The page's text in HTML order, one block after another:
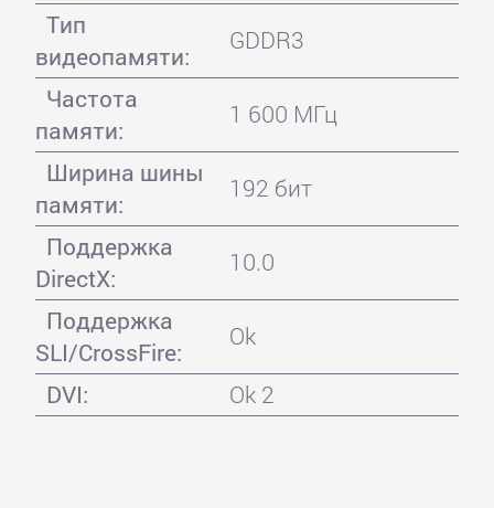
Тип
видеопамяти:
GDDR3
Частота
памяти:
1 600 МГц
Ширина шины
памяти:
192 бит
Поддержка
DirectX:
10.0
Поддержка
SLI/CrossFire:
Ok
DVI:
Ok 2